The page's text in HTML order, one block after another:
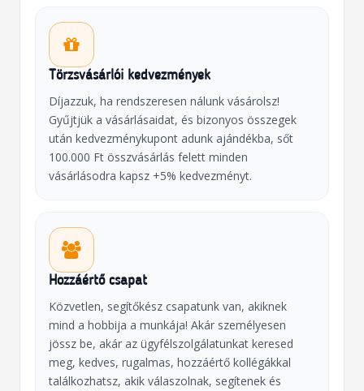
Törzsvásárlói kedvezmények
Díjazzuk, ha rendszeresen nálunk vásárolsz!
Gyűjtjük a vásárlásaidat, és bizonyos összegek
után kedvezménykupont adunk ajándékba, sőt
100.000 Ft összvásárlás felett minden
vásárlásodra kapsz +5% kedvezményt.
Hozzáértő csapat
Közvetlen, segítőkész csapatunk van, akiknek
mind a hobbija a munkája! Akár személyesen
jössz be, akár az ügyfélszolgálatunkat keresed
meg, kedves, rugalmas, hozzáértő kollégákkal
találkozhatsz, akik válaszolnak, segítenek és